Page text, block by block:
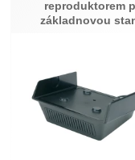
reproduktorem
základnovou